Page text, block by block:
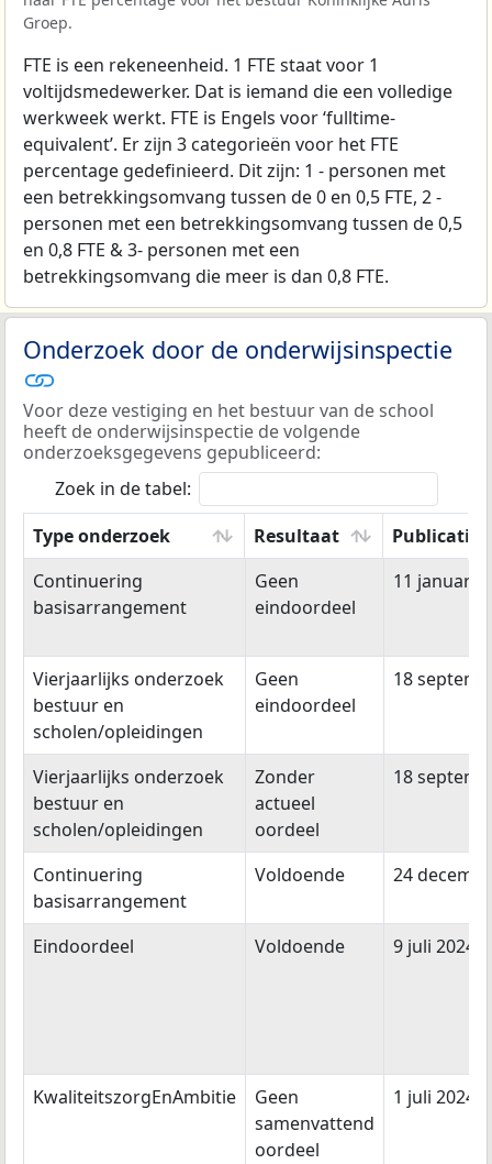
Groep.
FTE is een rekeneenheid. 1 FTE staat voor 1
voltijdsmedewerker. Dat is iemand die een volledige
werkweek werkt. FTE is Engels voor ‘fulltime-
equivalent’. Er zijn 3 categorieën voor het FTE
percentage gedefinieerd. Dit zijn: 1 - personen met
een betrekkingsomvang tussen de 0 en 0,5 FTE, 2 -
personen met een betrekkingsomvang tussen de 0,5
en 0,8 FTE & 3- personen met een
betrekkingsomvang die meer is dan 0,8 FTE.
Onderzoek door de onderwijsinspectie
Voor deze vestiging en het bestuur van de school
heeft de onderwijsinspectie de volgende
onderzoeksgegevens gepubliceerd:
Zoek in de tabel:
Type onderzoek
Resultaat
Type onderzoek
Resultaat
Continuering
basisarrangement
Geen
eindoordeel
11 januari
Vierjaarlijks onderzoek
bestuur en
scholen/opleidingen
Geen
eindoordeel
18
Vierjaarlijks onderzoek
bestuur en
scholen/opleidingen
Zonder
actueel
oordeel
18
Continuering
basisarrangement
Voldoende 24
Eindoordeel Voldoende 9 juli 2024
KwaliteitszorgEnAmbitie
Geen
samenvattend
oordeel
1 juli 2024